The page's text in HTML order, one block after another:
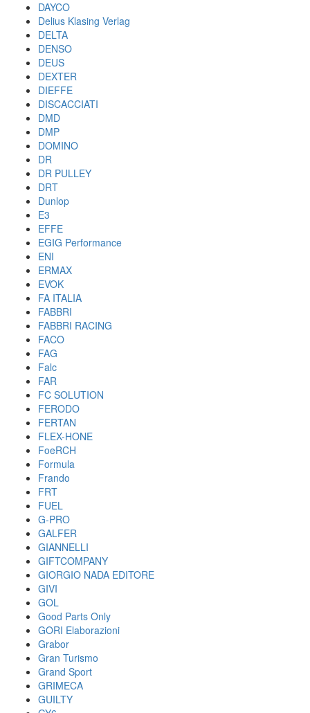
DAYCO
Delius Klasing Verlag
DELTA
DENSO
DEUS
DEXTER
DIEFFE
DISCACCIATI
DMD
DMP
DOMINO
DR
DR PULLEY
DRT
Dunlop
E3
EFFE
EGIG Performance
ENI
ERMAX
EVOK
FA ITALIA
FABBRI
FABBRI RACING
FACO
FAG
Falc
FAR
FC SOLUTION
FERODO
FERTAN
FLEX-HONE
FoeRCH
Formula
Frando
FRT
FUEL
G-PRO
GALFER
GIANNELLI
GIFTCOMPANY
GIORGIO NADA EDITORE
GIVI
GOL
Good Parts Only
GORI Elaborazioni
Grabor
Gran Turismo
Grand Sport
GRIMECA
GUILTY